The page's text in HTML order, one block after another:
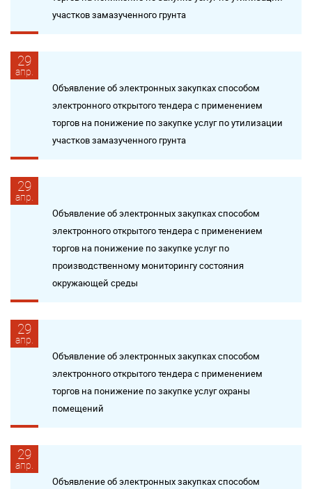
участков замазученного грунта
29
апр.
Объявление об электронных закупках способом
электронного открытого тендера с применением
торгов на понижение по закупке услуг по утилизации
участков замазученного грунта
29
апр.
Объявление об электронных закупках способом
электронного открытого тендера с применением
торгов на понижение по закупке услуг по
производственному мониторингу состояния
окружающей среды
29
апр.
Объявление об электронных закупках способом
электронного открытого тендера с применением
торгов на понижение по закупке услуг охраны
помещений
29
апр.
Объявление об электронных закупках способом